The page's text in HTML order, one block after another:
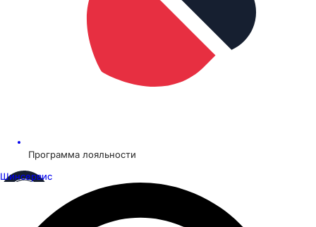
Программа лояльности
Шинсервис